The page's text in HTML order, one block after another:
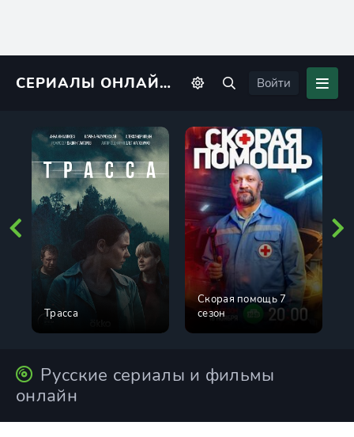
СЕРИАЛЫ ОНЛАЙН KINORIUS Войти
Трасса
Скорая помощь 7
сезон
Русские сериалы и фильмы
онлайн